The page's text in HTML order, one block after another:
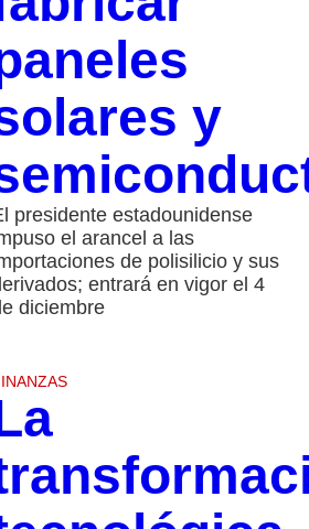
y
presidente estadounidense
el arancel a las
de polisilicio y sus
entrará en vigor el 4
diciembre